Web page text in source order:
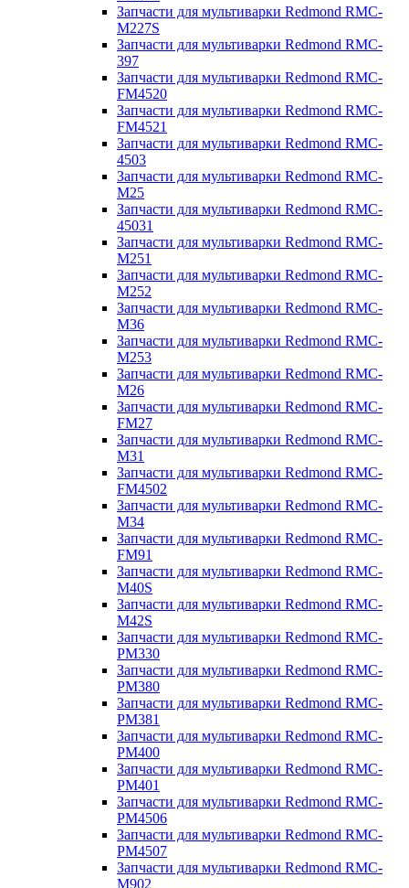
Запчасти для мультиварки Redmond RMC-
M227S
Запчасти для мультиварки Redmond RMC-
397
Запчасти для мультиварки Redmond RMC-
FM4520
Запчасти для мультиварки Redmond RMC-
FM4521
Запчасти для мультиварки Redmond RMC-
4503
Запчасти для мультиварки Redmond RMC-
M25
Запчасти для мультиварки Redmond RMC-
45031
Запчасти для мультиварки Redmond RMC-
M251
Запчасти для мультиварки Redmond RMC-
M252
Запчасти для мультиварки Redmond RMC-
M36
Запчасти для мультиварки Redmond RMC-
M253
Запчасти для мультиварки Redmond RMC-
M26
Запчасти для мультиварки Redmond RMC-
FM27
Запчасти для мультиварки Redmond RMC-
M31
Запчасти для мультиварки Redmond RMC-
FM4502
Запчасти для мультиварки Redmond RMC-
M34
Запчасти для мультиварки Redmond RMC-
FM91
Запчасти для мультиварки Redmond RMC-
M40S
Запчасти для мультиварки Redmond RMC-
M42S
Запчасти для мультиварки Redmond RMC-
PM330
Запчасти для мультиварки Redmond RMC-
PM380
Запчасти для мультиварки Redmond RMC-
PM381
Запчасти для мультиварки Redmond RMC-
PM400
Запчасти для мультиварки Redmond RMC-
PM401
Запчасти для мультиварки Redmond RMC-
PM4506
Запчасти для мультиварки Redmond RMC-
PM4507
Запчасти для мультиварки Redmond RMC-
M902